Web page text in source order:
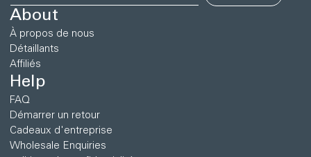
About
À propos de nous
Détaillants
Affiliés
Help
FAQ
Démarrer un retour
Cadeaux d'entreprise
Wholesale Enquiries